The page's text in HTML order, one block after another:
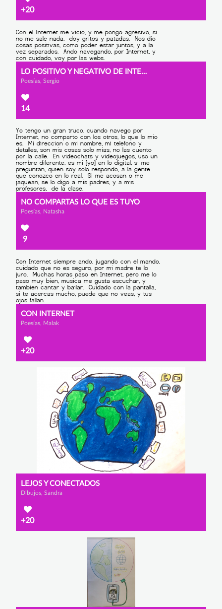
+20
LO POSITIVO Y NEGATIVO DE INTERNET
Poesías, Sergio
14
NO COMPARTAS LO QUE ES TUYO
Poesías, Natasha
9
CON INTERNET
Poesías, Malak
+20
LEJOS Y CONECTADOS
Dibujos, Sandra
+20